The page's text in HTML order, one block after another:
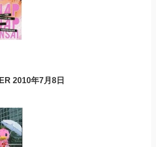
2010年7月8日